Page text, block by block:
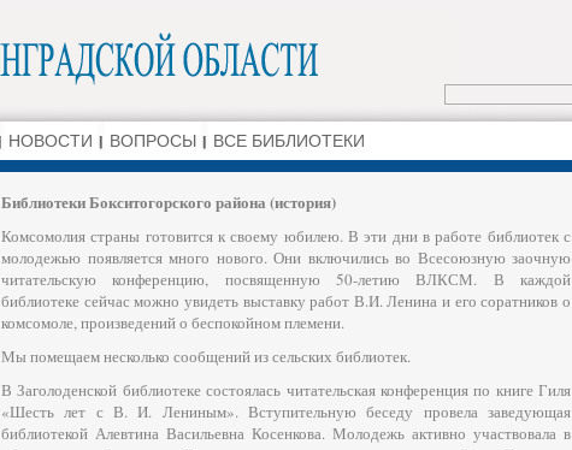
НОВОСТИ ВОПРОСЫ ВСЕ БИБЛИОТЕКИ
Библиотеки Бокситогорского района (история)
Комсомолия страны готовится к своему юбилею. В эти дни в работе библиотек с
молодежью появляется много нового. Они включились во Всесоюзную заочную
читательскую конференцию, посвященную 50-летию ВЛКСМ. В каждой
библиотеке сейчас можно увидеть выставку работ В.И. Ленина и его соратников о
комсомоле, произведений о беспокойном племени.
Мы помещаем несколько сообщений из сельских библиотек.
В Заголоденской библиотеке состоялась читательская конференция по книге Гиля
«Шесть лет с В. И. Лениным». Вступительную беседу провела заведующая
библиотекой Алевтина Васильевна Косенкова. Молодежь активно участвовала в